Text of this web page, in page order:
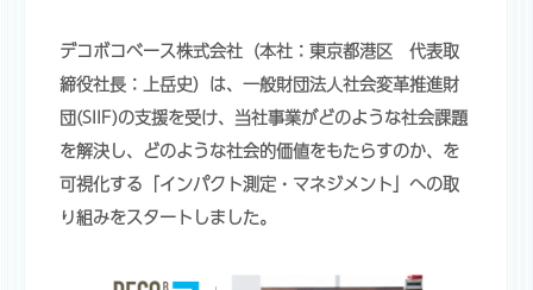
デコボコベース株式会社（本社：東京都港区 代表取
締役社長：上岳史）は、一般財団法人社会変革推進財
団(SIIF)の支援を受け、当社事業がどのような社会課題
を解決し、どのような社会的価値をもたらすのか、を
可視化する「インパクト測定・マネジメント」への取
り組みをスタートしました。